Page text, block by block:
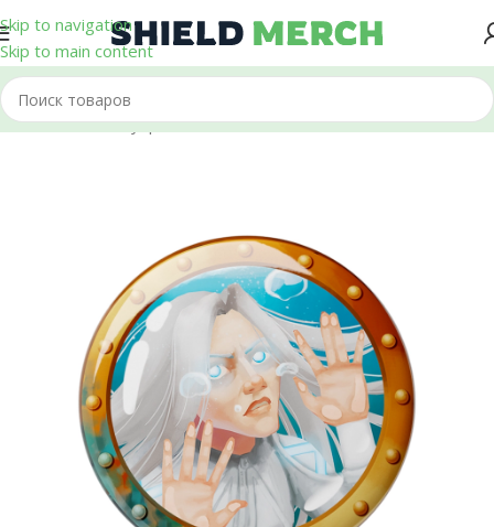
Skip to navigation
Skip to main content
Главная/Аксессуары/Значки